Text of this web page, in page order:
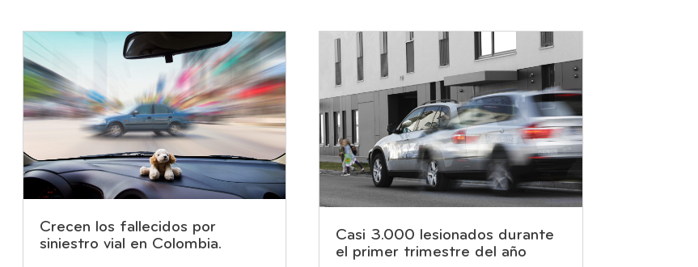
Crecen los fallecidos por
siniestro vial en Colombia.
Casi 3.000 lesionados durante
el primer trimestre del año